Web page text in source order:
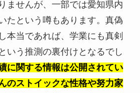
ませんが、一部では愛知県内
たという噂もあります。真偽
本当であれば、学業にも真剣
いう推測の裏付けとなるでし
に関する情報は公開されてい
のストイックな性格や努力家